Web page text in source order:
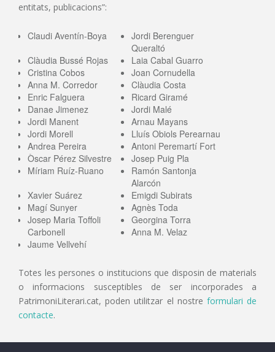
entitats, publicacions”:
Claudi Aventín-Boya
Jordi Berenguer
Queraltó
Clàudia Bussé Rojas
Laia Cabal Guarro
Cristina Cobos
Joan Cornudella
Anna M. Corredor
Clàudia Costa
Enric Falguera
Ricard Giramé
Danae Jimenez
Jordi Malé
Jordi Manent
Arnau Mayans
Jordi Morell
Lluís Obiols Perearnau
Andrea Pereira
Antoni Peremartí Fort
Òscar Pérez Silvestre
Josep Puig Pla
Míriam Ruíz-Ruano
Ramón Santonja
Alarcón
Xavier Suárez
Emigdi Subirats
Magí Sunyer
Agnès Toda
Josep Maria Toffoli
Carbonell
Georgina Torra
Anna M. Velaz
Jaume Vellvehí
Totes les persones o institucions que disposin de materials
o informacions susceptibles de ser incorporades a
PatrimoniLiterari.cat, poden utilitzar el nostre formulari de
contacte.